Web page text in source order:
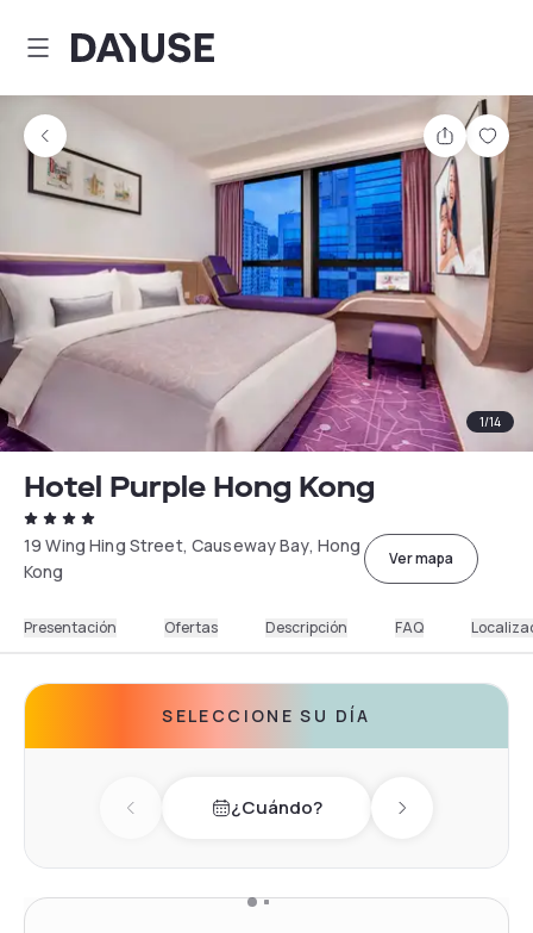
Dayuse
1/14
Hotel Purple Hong Kong
19 Wing Hing Street, Causeway Bay, Hong
Kong
Ver mapa
Presentación Ofertas Descripción FAQ
SELECCIONE SU DÍA
Previous day¿Cuándo? Next day